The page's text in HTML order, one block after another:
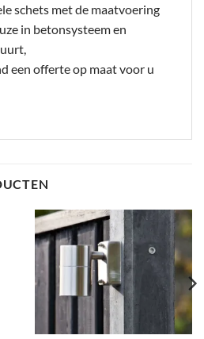
schets met de maatvoering
in betonsysteem en
een offerte op maat voor u